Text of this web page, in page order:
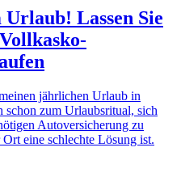
Lassen Sie
jährlichen Urlaub in
schon zum Urlaubsritual, sich
Autoversicherung zu
eine schlechte Lösung ist.